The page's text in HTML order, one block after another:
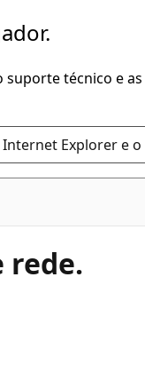
técnico e
Explorer e
rede.